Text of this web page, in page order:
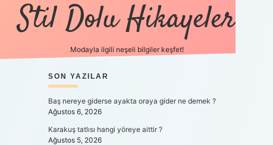
Stil Dolu Hikayeler
Modayla ilgili neşeli bilgiler keşfet!
SIDEBAR
SON YAZILAR
Baş nereye giderse ayakta oraya gider ne demek ?
Ağustos 6, 2026
Karakuş tatlısı hangi yöreye aittir ?
Ağustos 5, 2026